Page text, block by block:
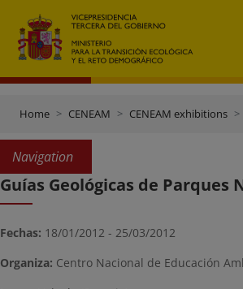
Home CENEAM CENEAM exhibitions
Navigation
Guías Geológicas de Parques
Fechas: 18/01/2012 - 25/03/2012
Organiza: Centro Nacional de Educación